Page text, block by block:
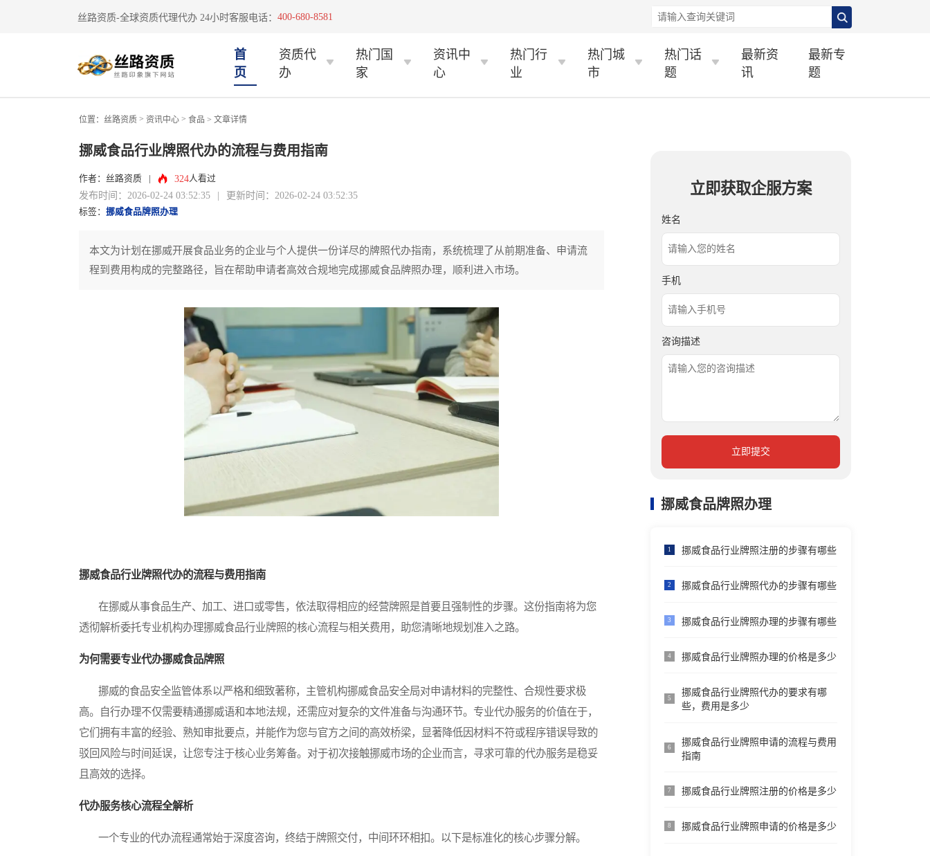
丝路资质-全球资质代理代办 24小时客服电话： 400-680-8581
首
页
资质代
办
热门国
家
资讯中
心
热门行
业
热门城
市
热门话
题
最新资
讯
最新专
题
位置： 丝路资质 > 资讯中心 > 食品 > 文章详情
挪威食品行业牌照代办的流程与费用指南
作者：丝路资质 324人看过
发布时间：2026-02-24 03:52:35 | 更新时间：2026-02-24 03:52:35
标签： 挪威食品牌照办理
本文为计划在挪威开展食品业务的企业与个人提供一份详尽的牌照代办指南，系统梳理了从前期准备、申请流
程到费用构成的完整路径，旨在帮助申请者高效合规地完成挪威食品牌照办理，顺利进入市场。
挪威食品行业牌照代办的流程与费用指南
在挪威从事食品生产、加工、进口或零售，依法取得相应的经营牌照是首要且强制性的步骤。这份指南将为您
透彻解析委托专业机构办理挪威食品行业牌照的核心流程与相关费用，助您清晰地规划准入之路。
为何需要专业代办挪威食品牌照
挪威的食品安全监管体系以严格和细致著称，主管机构挪威食品安全局对申请材料的完整性、合规性要求极
高。自行办理不仅需要精通挪威语和本地法规，还需应对复杂的文件准备与沟通环节。专业代办服务的价值在于，
它们拥有丰富的经验、熟知审批要点，并能作为您与官方之间的高效桥梁，显著降低因材料不符或程序错误导致的
驳回风险与时间延误，让您专注于核心业务筹备。对于初次接触挪威市场的企业而言，寻求可靠的代办服务是稳妥
且高效的选择。
代办服务核心流程全解析
一个专业的代办流程通常始于深度咨询，终结于牌照交付，中间环环相扣。以下是标准化的核心步骤分解。
立即获取企服方案
姓名
手机
咨询描述
立即提交
挪威食品牌照办理
1 挪威食品行业牌照注册的步骤有哪些
2 挪威食品行业牌照代办的步骤有哪些
3 挪威食品行业牌照办理的步骤有哪些
4 挪威食品行业牌照办理的价格是多少
5
挪威食品行业牌照代办的要求有哪
些，费用是多少
6
挪威食品行业牌照申请的流程与费用
指南
7 挪威食品行业牌照注册的价格是多少
8 挪威食品行业牌照申请的价格是多少